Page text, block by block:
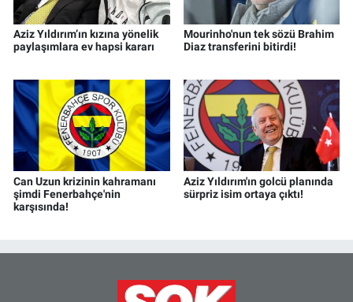
Aziz Yıldırım’ın kızına yönelik
paylaşımlara ev hapsi kararı
Mourinho'nun tek sözü Brahim
Diaz transferini bitirdi!
Can Uzun krizinin kahramanı
şimdi Fenerbahçe'nin
karşısında!
Aziz Yıldırım'ın golcü planında
sürpriz isim ortaya çıktı!